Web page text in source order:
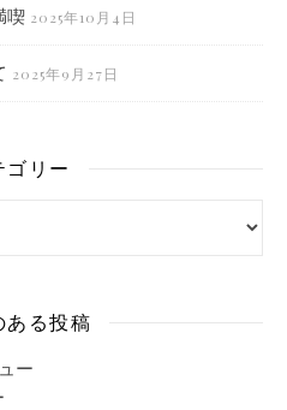
喫 2025年10月4日
2025年9月27日
ゴリー
ある投稿
ー